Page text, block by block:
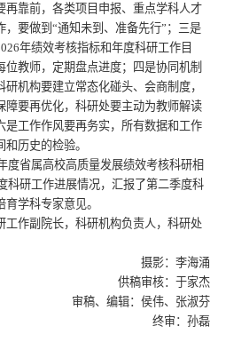
再靠前，各类项目申报、重点学科人才
要做到“通知未到、准备先行”；三是
年绩效考核指标和年度科研工作目
教师，定期盘点进度；四是协同机制
机构要建立常态化碰头、会商制度，
障要再优化，科研处要主动为教师解读
是工作作风要再务实，所有数据和工作
历史的检验。
度省属高校高质量发展绩效考核科研相
科研工作进展情况，汇报了第二季度科
学科专家意见。
工作副院长，科研机构负责人，科研处
摄影：李海涌
供稿审核：于家杰
审稿、编辑：侯伟、张淑芬
终审：孙磊